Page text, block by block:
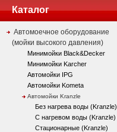
Каталог
Автомоечное оборудование
(мойки высокого давления)
Минимойки Black&Decker
Минимойки Karcher
Автомойки IPG
Автомойки Kometa
Автомойки Kranzle
Без нагрева воды (Kranzle)
С нагревом воды (Kranzle)
Стационарные (Kranzle)